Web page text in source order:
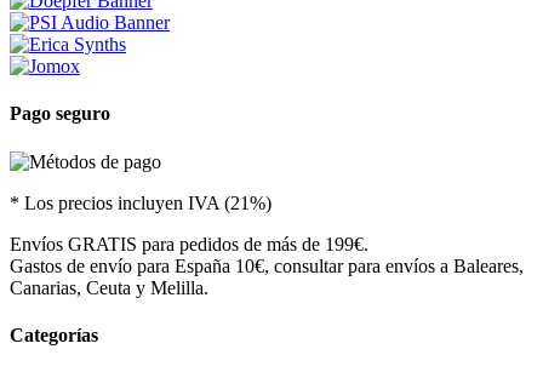
Pago seguro
* Los precios incluyen IVA (21%)
Envíos GRATIS para pedidos de más de 199€.
Gastos de envío para España 10€, consultar para envíos a Baleares,
Canarias, Ceuta y Melilla.
Categorías